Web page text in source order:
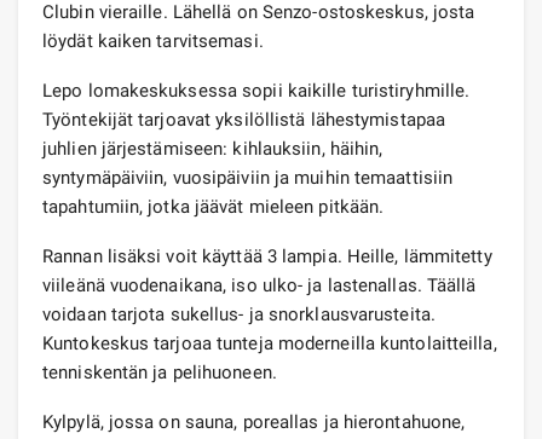
Clubin vieraille. Lähellä on Senzo-ostoskeskus, josta
löydät kaiken tarvitsemasi.
Lepo lomakeskuksessa sopii kaikille turistiryhmille.
Työntekijät tarjoavat yksilöllistä lähestymistapaa
juhlien järjestämiseen: kihlauksiin, häihin,
syntymäpäiviin, vuosipäiviin ja muihin temaattisiin
tapahtumiin, jotka jäävät mieleen pitkään.
Rannan lisäksi voit käyttää 3 lampia. Heille, lämmitetty
viileänä vuodenaikana, iso ulko- ja lastenallas. Täällä
voidaan tarjota sukellus- ja snorklausvarusteita.
Kuntokeskus tarjoaa tunteja moderneilla kuntolaitteilla,
tenniskentän ja pelihuoneen.
Kylpylä, jossa on sauna, poreallas ja hierontahuone,